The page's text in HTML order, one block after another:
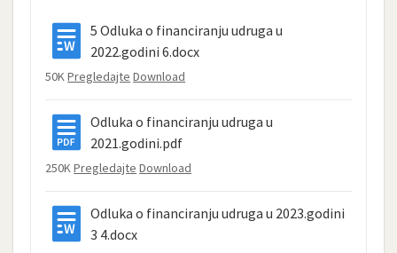
5 Odluka o financiranju udruga u
2022.godini 6.docx
50KPregledajte Download
Odluka o financiranju udruga u
2021.godini.pdf
250KPregledajte Download
Odluka o financiranju udruga u 2023.godini
3 4.docx